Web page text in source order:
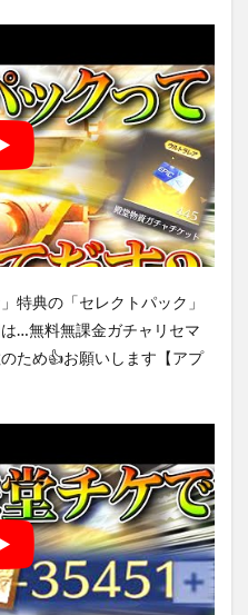
特典の「セレクトパック」
…無料無課金ガチャリセマ
ため👍お願いします【アプ